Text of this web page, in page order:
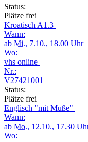
Status:
Plätze frei
Kroatisch A1.3
Wann:
ab Mi., 7.10., 18.00 Uhr
Wo:
vhs online
Nr.:
V27421001
Status:
Plätze frei
Englisch "mit Muße"
Wann:
ab Mo., 12.10., 17.30
Wo: